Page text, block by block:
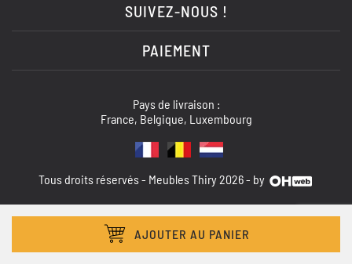
AJOUTER AU PANIER
SUIVEZ-NOUS !
PAIEMENT
Pays de livraison :
France, Belgique, Luxembourg
Tous droits réservés - Meubles Thiry 2026 - by